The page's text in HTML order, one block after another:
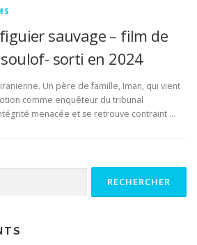
sauvage – film de
sorti en 2024
Un père de famille, Iman, qui vient
comme enquêteur du tribunal
menacée et se retrouve contraint …